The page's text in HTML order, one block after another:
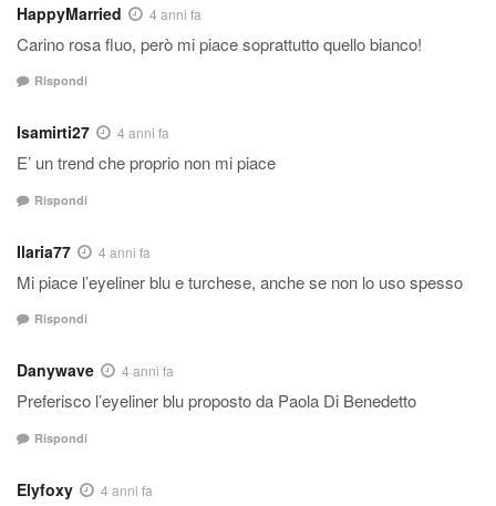
HappyMarried 4 anni fa
Carino rosa fluo, però mi piace soprattutto quello bianco!
Rispondi
Isamirti27 4 anni fa
E’ un trend che proprio non mi piace
Rispondi
Ilaria77 4 anni fa
Mi piace l’eyeliner blu e turchese, anche se non lo uso spesso
Rispondi
Danywave 4 anni fa
Preferisco l’eyeliner blu proposto da Paola Di Benedetto
Rispondi
Elyfoxy 4 anni fa